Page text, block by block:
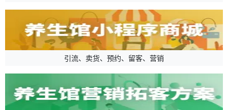
引流、卖货、预约、留客、营销